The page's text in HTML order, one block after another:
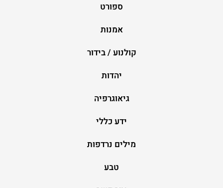
ספורט
אמנות
קולנוע / בידור
יהדות
גיאוגרפיה
ידע כללי
מילים נרדפות
טבע